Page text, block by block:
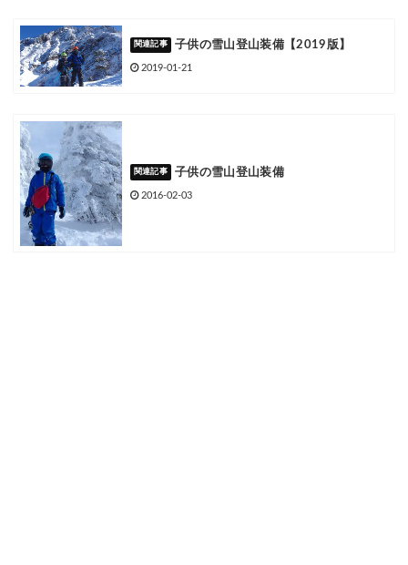
子供の雪山登山装備【2019版】
2019-01-21
子供の雪山登山装備
2016-02-03